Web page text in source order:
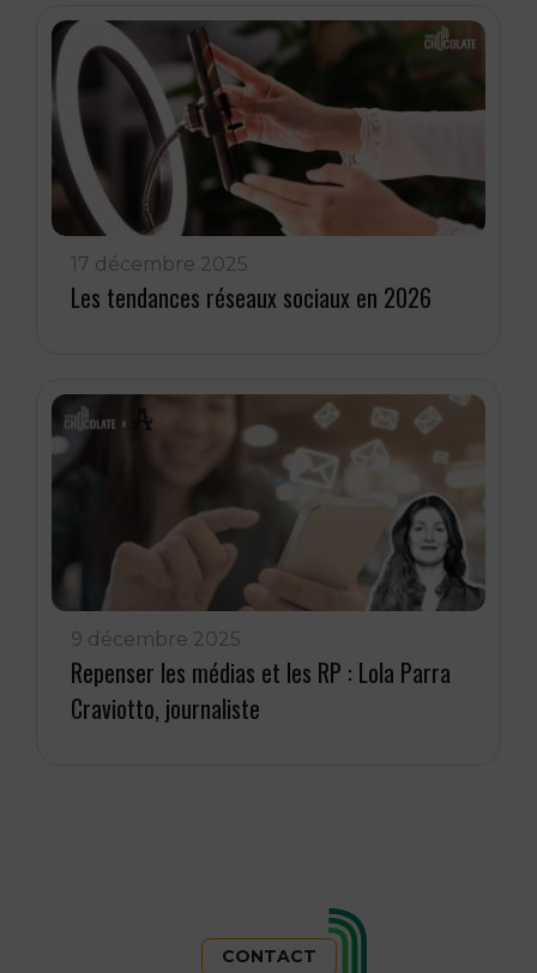
17 décembre 2025
Les tendances réseaux sociaux en 2026
9 décembre 2025
Repenser les médias et les RP : Lola Parra
Craviotto, journaliste
CONTACT